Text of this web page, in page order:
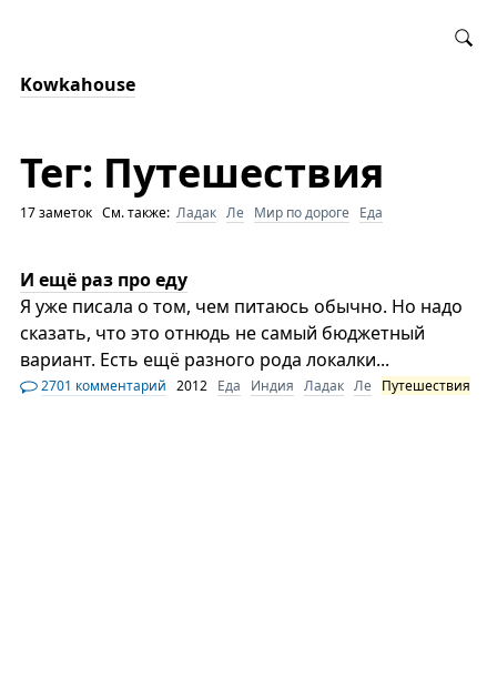
Kowkahouse
Тег: Путешествия
17 заметок См. также: Ладак Ле Мир по дороге Еда
И ещё раз про еду
Я уже писала о том, чем питаюсь обычно. Но надо
сказать, что это отнюдь не самый бюджетный
вариант. Есть ещё разного рода локалки...
2701 комментарий 2012 Еда Индия Ладак Ле Путешествия